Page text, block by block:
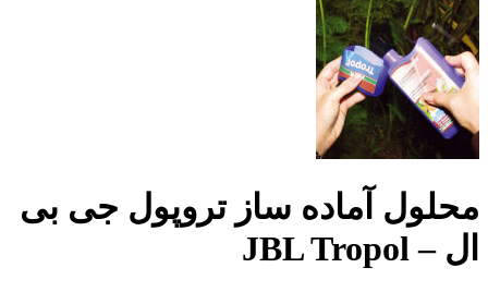
محلول آماده ساز تروپول جی بی
ال – JBL Tropol